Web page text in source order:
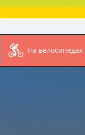
на велосипедах